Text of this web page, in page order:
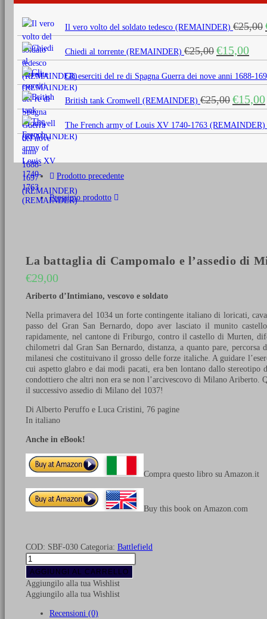
Il vero volto del soldato tedesco (REMAINDER) €25,00
Chiedi al torrente (REMAINDER) €25,00 Il
prezzo
originale
era:
€25,00.
€15,00
è:
Gli eserciti del re di Spagna Guerra dei nove anni 1688-
British tank Cromwell (REMAINDER) €25,00 Il
prezzo
originale
era:
€15,00
The French army of Louis XV 1740-1763 (REMAINDER)
Prodotto precedente
Prossimo prodotto
La battaglia di Campomalo e l’assedio di
€29,00
Ariberto d’Intimiano, vescovo e soldato
Nella primavera del 1034 un forte contingente italiano di loricati,
passo del Gran San Bernardo, dopo aver lasciato il munito
rapidamente, nel cantone di Friburgo, contro il castello di Murten,
chilometri dal Gran San Bernardo, distanza, a quanto pare, percorsa
milanesi che costituivano il grosso delle forze italiche. A guidare
cui aspetto glabro e dai modi pacati, era ben lontano dallo
condottiero che altri non era se non l’arcivescovo di Milano Ariberto.
il successivo assedio di Milano del 1037!
Di Alberto Peruffo e Luca Cristini, 76 pagine
In italiano
Anche in eBook!
Compra questo libro su Amazon.it
Buy this book on Amazon.com
COD: SBF-030 Categoria: Battlefield
La
battaglia
di
Campomalo
e
l’assedio
AGGIUNGI AL CARRELLO
Aggiungilo alla tua Wishlist
Aggiungilo alla tua Wishlist
Recensioni (0)